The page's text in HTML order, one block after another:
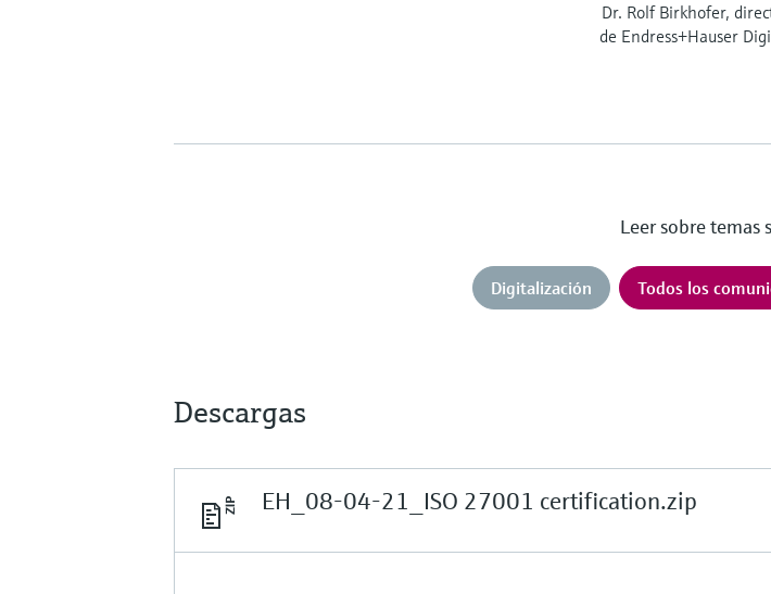
Dr. Rolf Birkhofer,
de Endress+Hauser
Leer sobre temas
Digitalización Todos los
Descargas
EH_08-04-21_ISO 27001 certification.zip